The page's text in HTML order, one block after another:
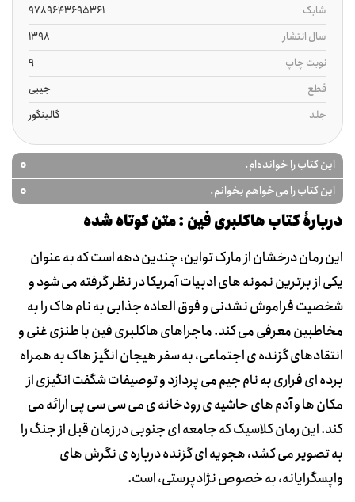
شابک
9789643695361
سال انتشار
1398
نوبت چاپ
9
قطع
جیبی
جلد
گالینگور
این کتاب را خوانده‌ام. 0
این کتاب را می‌خواهم بخوانم. 0
دربارۀ کتاب هاکلبری فین : متن کوتاه شده
این رمان درخشان از مارک تواین، چندین دهه است که به عنوان
یکی از برترین نمونه های ادبیات آمریکا در نظر گرفته می شود و
شخصیت فراموش نشدنی و فوق العاده جذابی به نام هاک را به
مخاطبین معرفی می کند. ماجراهای هاکلبری فین با طنزی غنی و
انتقادهای گزنده ی اجتماعی، به سفر هیجان انگیز هاک به همراه
برده ای فراری به نام جیم می پردازد و توصیفات شگفت انگیزی از
مکان ها و آدم های حاشیه ی رودخانه ی می سی سی پی ارائه می
کند. این رمان کلاسیک که جامعه ای جنوبی در زمان قبل از جنگ را
به تصویر می کشد، هجویه ای گزنده درباره ی نگرش های
واپسگرایانه، به خصوص نژادپرستی، است.